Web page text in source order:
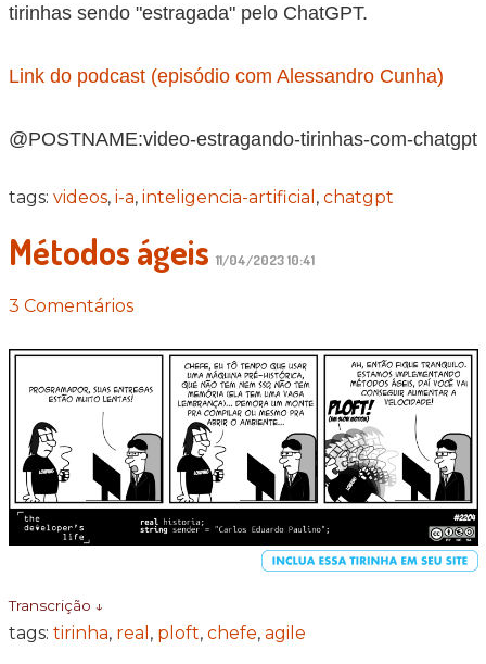
tirinhas sendo "estragada" pelo ChatGPT.
Link do podcast (episódio com Alessandro Cunha)
@POSTNAME:video-estragando-tirinhas-com-chatgpt
tags: videos, i-a, inteligencia-artificial , chatgpt
Métodos ágeis 11/04/2023 10:41
3 Comentários
Transcrição ↓
tags: tirinha, real , ploft, chefe, agile